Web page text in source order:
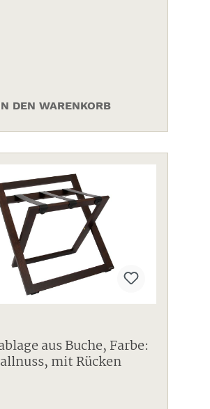
DEN WARENKORB
aus Buche, Farbe:
mit Rücken